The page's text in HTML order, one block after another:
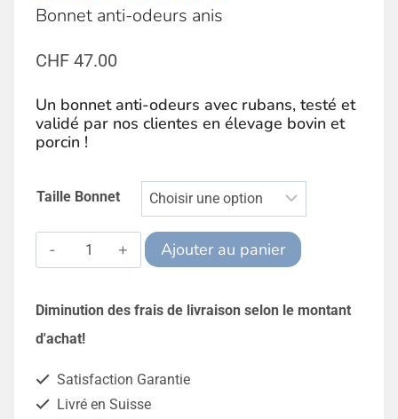
Bonnet anti-odeurs anis
CHF 47.00
Un bonnet anti-odeurs avec rubans, testé et
validé par nos clientes en élevage bovin et
porcin !
Taille Bonnet
quantité
de
Bonnet
anti-
anis
Ajouter au panier
Diminution des frais de livraison selon le montant
d'achat!
Satisfaction Garantie
Livré en Suisse